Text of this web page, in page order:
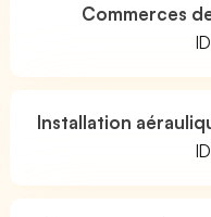
Commerces
Installation